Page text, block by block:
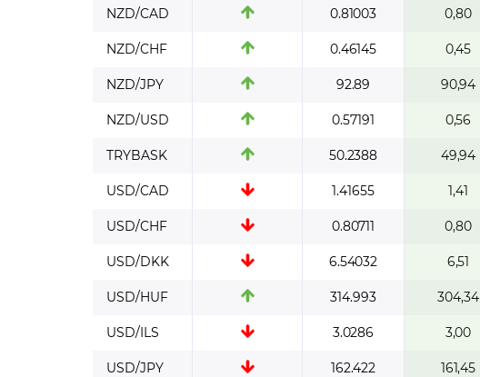
NZD/CAD 0.81003 0,80
NZD/CHF 0.46145 0,45
NZD/JPY 92.89 90,94
NZD/USD 0.57191 0,56
TRYBASK 50.2388 49,94
USD/CAD 1.41655 1,41
USD/CHF 0.80711 0,80
USD/DKK 6.54032 6,51
USD/HUF 314.993 304,34
USD/ILS 3.0286 3,00
USD/JPY 162.422 161,45